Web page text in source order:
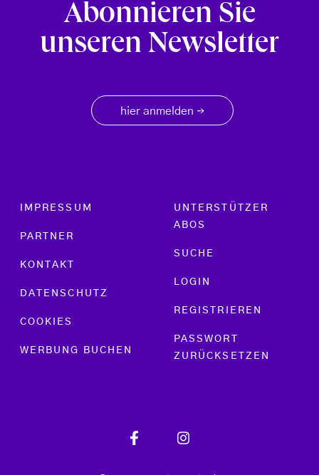
Abonnieren Sie
unseren Newsletter
hier anmelden →
Footer menu
IMPRESSUM
PARTNER
KONTAKT
DATENSCHUTZ
COOKIES
WERBUNG BUCHEN
UNTERSTÜTZER
ABOS
SUCHE
LOGIN
REGISTRIEREN
PASSWORT
ZURÜCKSETZEN